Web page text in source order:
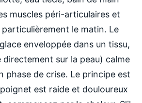
muscles péri-articulaires et
le matin. Le
enveloppée dans un tissu,
directement sur la peau) calme
phase de crise. Le principe est
est raide et douloureux